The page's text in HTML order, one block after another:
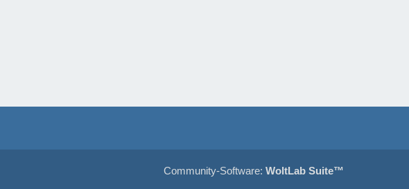
Community-Software: WoltLab Suite™